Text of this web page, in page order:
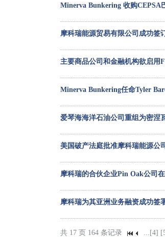
Minerva Bunkering 收购CEPSA
摩科瑞能源贸易有限公司成功签
主要商品公司和金融机构欲启用
Minerva Bunkering任命Tyler
爱琴海海洋石油公司重组为密涅
美国破产法庭批准摩科瑞能源公
摩科瑞的合伙企业Pin Oak公司
摩科瑞为其亚洲业务融资成功签
共 17 页 164 条记录 ... [4]